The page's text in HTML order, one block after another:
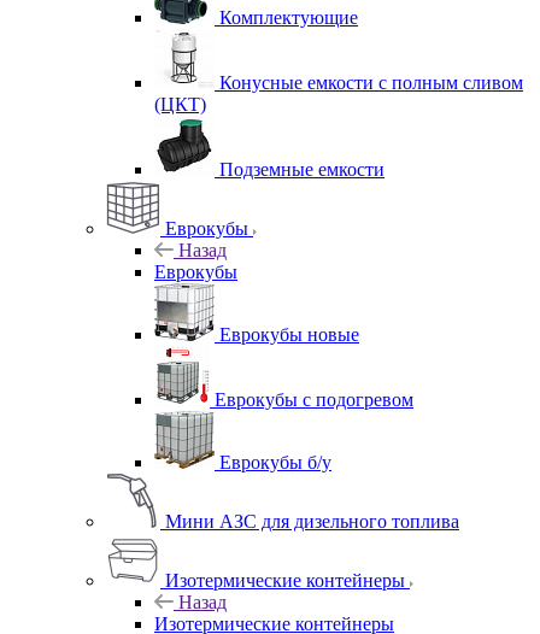
Комплектующие
Конусные емкости с полным сливом
(ЦКТ)
Подземные емкости
Еврокубы
Назад
Еврокубы
Еврокубы новые
Еврокубы с подогревом
Еврокубы б/у
Мини АЗС для дизельного топлива
Изотермические контейнеры
Назад
Изотермические контейнеры